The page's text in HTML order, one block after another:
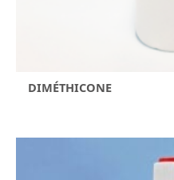
DIMÉTHICONE